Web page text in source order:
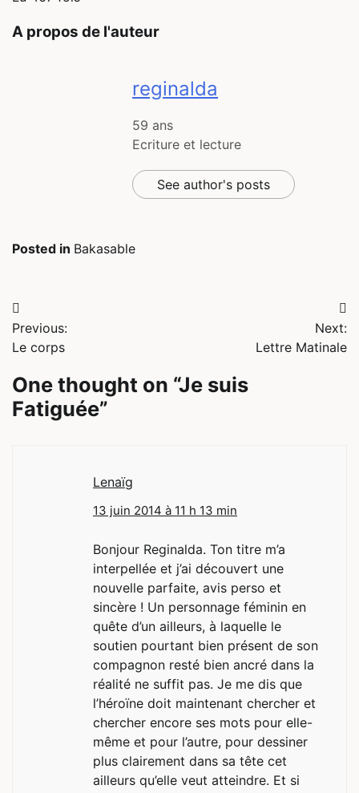
A propos de l'auteur
reginalda
59 ans
Ecriture et lecture
See author's posts
Posted in Bakasable
Navigation
de
Previous:
Le corps
Next:
Lettre Matinale
One thought on “Je suis
Fatiguée”
Lenaïg
13 juin 2014 à 11 h 13 min
Bonjour Reginalda. Ton titre m’a
interpellée et j’ai découvert une
nouvelle parfaite, avis perso et
sincère ! Un personnage féminin en
quête d’un ailleurs, à laquelle le
soutien pourtant bien présent de son
compagnon resté bien ancré dans la
réalité ne suffit pas. Je me dis que
l’héroïne doit maintenant chercher et
chercher encore ses mots pour elle-
même et pour l’autre, pour dessiner
plus clairement dans sa tête cet
ailleurs qu’elle veut atteindre. Et si